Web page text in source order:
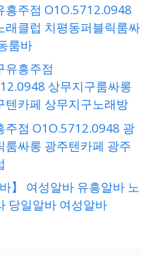
흥주점 O1O.5712.0948
래클럽 치평동퍼블릭룸싸
룸바
유흥주점
상무지구룸싸롱
텐카페 상무지구노래방
주점 O1O.5712.0948 광
룸싸롱 광주텐카페 광주
바】 여성알바 유흥알바 노
당일알바 여성알바